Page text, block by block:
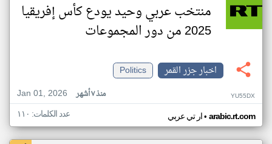
منتخب عربي وحيد يودع كأس إفريقيا
2025 من دور المجموعات
اخبار جزر القمر
Politics
Jan 01, 2026
منذ ٧ أشهر YU55DX
ار تي عربي• arabic.rt.com عدد الكلمات: ١١٠